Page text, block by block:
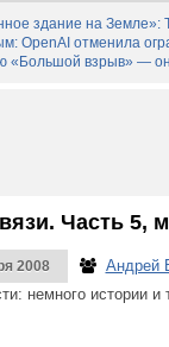
здание на Земле»:
OpenAI отменила
«Большой взрыв» —
Часть 5,
2008
Андрей
немного истории